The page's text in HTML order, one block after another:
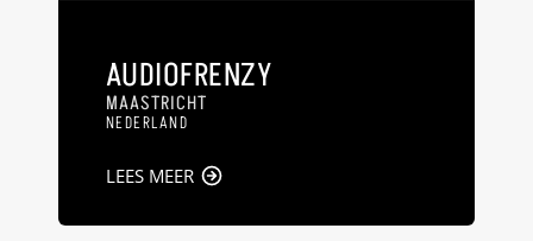
AUDIOFRENZY
MAASTRICHT
NEDERLAND
LEES MEER